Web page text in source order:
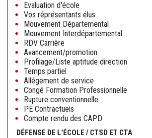
Evaluation d'école
Vos réprésentants élus
Mouvement Départemental
Mouvement Interdépartemental
RDV Carrière
Avancement/promotion
Profilage/Liste aptitude direction
Temps partiel
Allégement de service
Congé Formation Professionnelle
Rupture conventionnelle
PE Contractuels
Compte rendu des CAPD
DÉFENSE DE L'ÉCOLE / CTSD ET CTA